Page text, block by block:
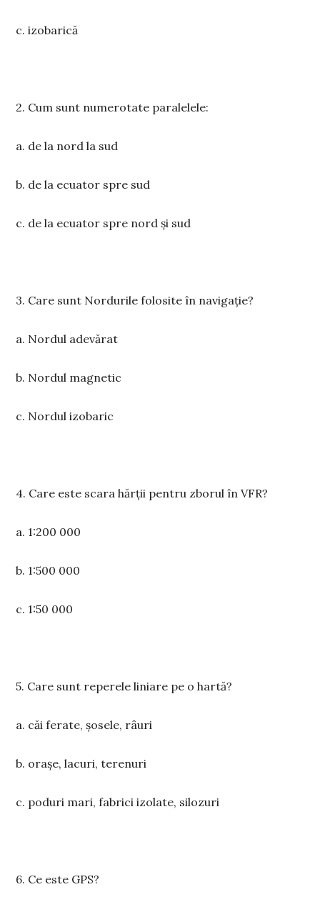
c. izobarică
2. Cum sunt numerotate paralelele:
a. de la nord la sud
b. de la ecuator spre sud
c. de la ecuator spre nord și sud
3. Care sunt Nordurile folosite în navigație?
a. Nordul adevărat
b. Nordul magnetic
c. Nordul izobaric
4. Care este scara hărții pentru zborul în VFR?
a. 1:200 000
b. 1:500 000
c. 1:50 000
5. Care sunt reperele liniare pe o hartă?
a. căi ferate, șosele, râuri
b. orașe, lacuri, terenuri
c. poduri mari, fabrici izolate, silozuri
6. Ce este GPS?